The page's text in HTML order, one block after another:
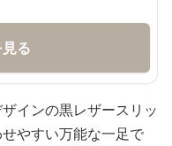
る
インの黒レザースリッ
やすい万能な一足で